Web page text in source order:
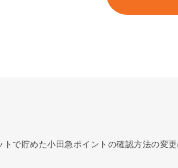
トで貯めた小田急ポイントの確認方法の変